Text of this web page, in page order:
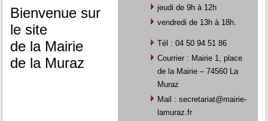
Bienvenue sur
le site
de la Mairie
de la Muraz
jeudi de 9h à 12h
vendredi de 13h à 18h.
Tél : 04 50 94 51 86
Courrier : Mairie 1, place
de la Mairie – 74560 La
Muraz
Mail : secretariat@mairie-
lamuraz.fr